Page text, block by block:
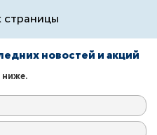
страницы
новостей и акций